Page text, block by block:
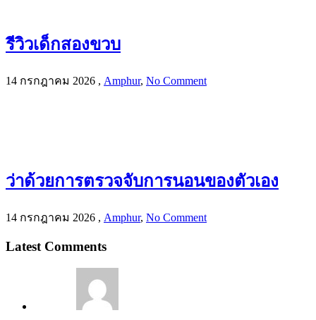
รีวิวเด็กสองขวบ
14 กรกฎาคม 2026 , Amphur, No Comment
ว่าด้วยการตรวจจับการนอนของตัวเอง
14 กรกฎาคม 2026 , Amphur, No Comment
Latest Comments